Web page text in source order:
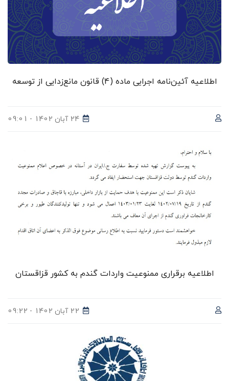
اطلاعیه آئین‌نامه اجرایی ماده (4) قانون مانع‌زدایی از توسعه
24 آبان 1402 - 09:01
اطلاعیه برقراری ممنوعیت واردات گندم به کشور قزاقستان
22 آبان 1402 - 09:22